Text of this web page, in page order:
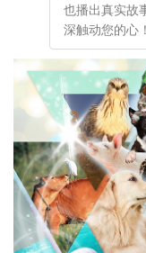
也播出真实故
深触动您的心！